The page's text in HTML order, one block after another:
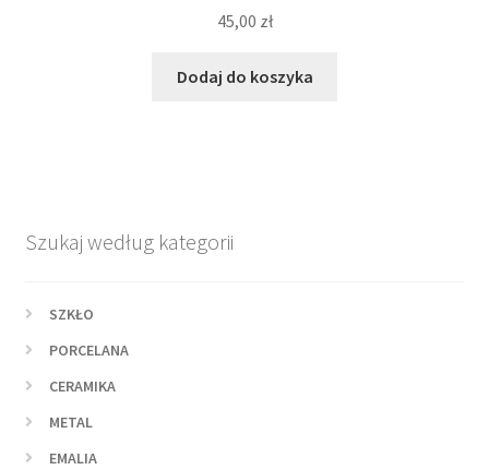
45,00 zł
Dodaj do koszyka
Szukaj według kategorii
SZKŁO
PORCELANA
CERAMIKA
METAL
EMALIA